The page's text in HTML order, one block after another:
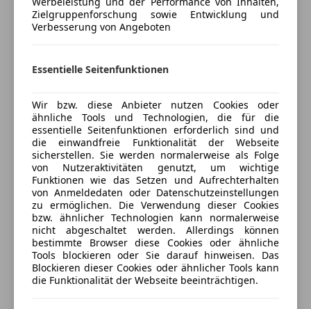
Freisprecheinrichtung
Radio
Beifahrerairbag
ESP
Fahrerairbag
Kopfairbag
LED-Scheinwerfer
Nebelscheinwerfer
Servolenkung
Tagfahrlicht
Traktionskontrolle
Wegfahrsperre
Zentralverriegelung
- Ladekabel Schuko
WLTP-Werte:
Verbrauch kombiniert: 29,8-29,1 kWh/100 km
Doppelboden herausnehmbar bzw. auch nur hintere
Hälfte möglich
Extras laut DAT
Türscharniere vorn links verstärkt 78,00 €
Stoßfänger vorn in Grau mit Blende in Wagenfarbe -
Fahrtenschreiber digital 846,00 €
Armaturentafel mit Zusatzkonsole 73,00 €
Bodenbelag im Laderaum Holz 732,00 €
Einstiegsgriff an Hecksäule hinten links -
Einstiegsgriff an Hecksäule hinten rechts -
Verkleidung im Lade-/FG-Raum: Holz hoch 696,00 €
Mehr anzeigen
Preisbewertung
Mehr anzeigen
Versicherung
Kfz-Versicherung
Versicherungsschutz an Ihre Bedürfnisse
anpassen
Freischaden-Gutschein ab Stufe 0
Auto einfach online versichern & Rabatt holen
Zielgruppenforschung sowie Entwicklung und
Verbesserung von Angeboten
Essentielle Seitenfunktionen
Wir bzw. diese Anbieter nutzen Cookies oder
ähnliche Tools und Technologien, die für die
essentielle Seitenfunktionen erforderlich sind und
die einwandfreie Funktionalität der Webseite
sicherstellen. Sie werden normalerweise als Folge
von Nutzeraktivitäten genutzt, um wichtige
Funktionen wie das Setzen und Aufrechterhalten
von Anmeldedaten oder Datenschutzeinstellungen
zu ermöglichen. Die Verwendung dieser Cookies
bzw. ähnlicher Technologien kann normalerweise
nicht abgeschaltet werden. Allerdings können
bestimmte Browser diese Cookies oder ähnliche
Tools blockieren oder Sie darauf hinweisen. Das
Blockieren dieser Cookies oder ähnlicher Tools kann
die Funktionalität der Webseite beeinträchtigen.